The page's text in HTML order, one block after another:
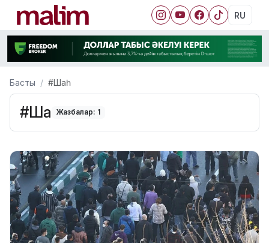
RU
Басты #Шаһ
#Шаһ Жазбалар: 1